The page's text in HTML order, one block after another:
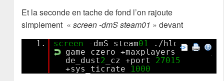
Et la seconde en tache de fond l’on rajoute
simplement « screen -dmS steam01 » devant
1. screen -dmS steam01
./hlds_run -
game czero +maxplayers 12
+map
de_dust2 _cz +port 27015
+sys_ticrate 1000